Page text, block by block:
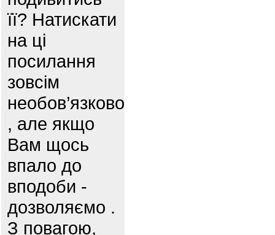
її? Натискати
на ці
посилання
зовсім
необов’язково
, але якщо
Вам щось
впало до
вподоби -
дозволяємо .
З повагою,